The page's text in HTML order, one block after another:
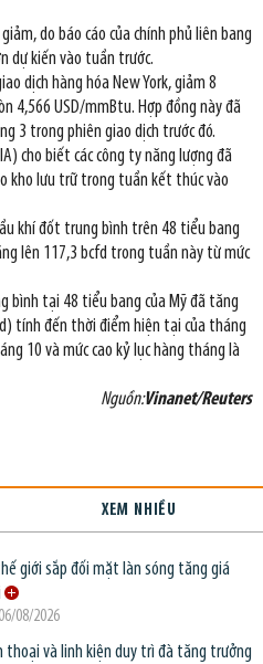
do báo cáo của chính phủ liên bang
dự kiến vào tuần trước.
dịch hàng hóa New York, giảm 8
4,566 USD/mmBtu. Hợp đồng này đã
3 trong phiên giao dịch trước đó.
cho biết các công ty năng lượng đã
kho lưu trữ trong tuần kết thúc vào
khí đốt trung bình trên 48 tiểu bang
lên 117,3 bcfd trong tuần này từ mức
bình tại 48 tiểu bang của Mỹ đã tăng
tính đến thời điểm hiện tại của tháng
10 và mức cao kỷ lục hàng tháng là
Nguồn:Vinanet/Reuters
XEM NHIỀU
giới sắp đối mặt làn sóng tăng giá
08/2026
thoại và linh kiện duy trì đà tăng trưởng